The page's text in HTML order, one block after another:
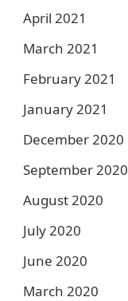
April 2021
March 2021
February 2021
January 2021
December 2020
September 2020
August 2020
July 2020
June 2020
March 2020